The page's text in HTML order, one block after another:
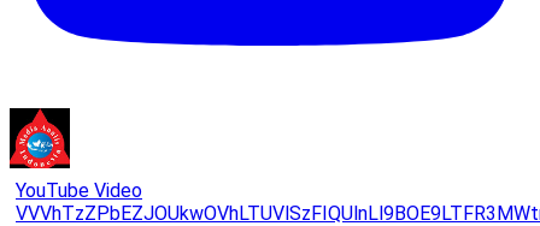
YouTube Video